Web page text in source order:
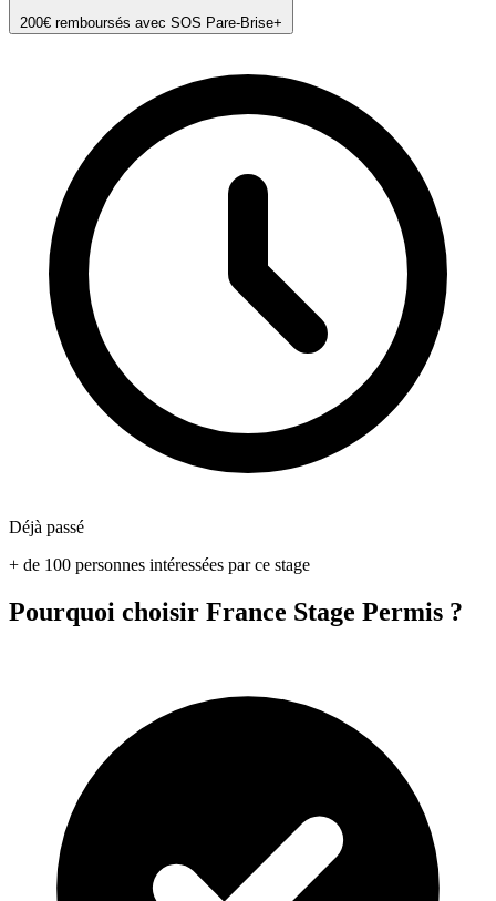
200€ remboursés avec SOS Pare-Brise+
Déjà passé
+ de 100 personnes intéressées par ce stage
Pourquoi choisir France Stage Permis ?